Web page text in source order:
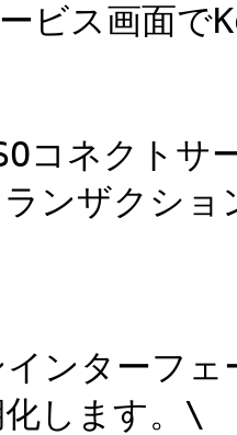
ビス画面で
コネクト
ンザクシ
ンターフ
します。\